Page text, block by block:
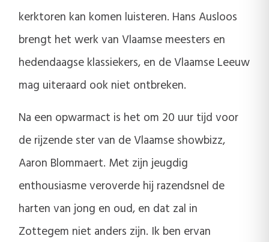
kerktoren kan komen luisteren. Hans Ausloos
brengt het werk van Vlaamse meesters en
hedendaagse klassiekers, en de Vlaamse Leeuw
mag uiteraard ook niet ontbreken.
Na een opwarmact is het om 20 uur tijd voor
de rijzende ster van de Vlaamse showbizz,
Aaron Blommaert. Met zijn jeugdig
enthousiasme veroverde hij razendsnel de
harten van jong en oud, en dat zal in
Zottegem niet anders zijn. Ik ben ervan